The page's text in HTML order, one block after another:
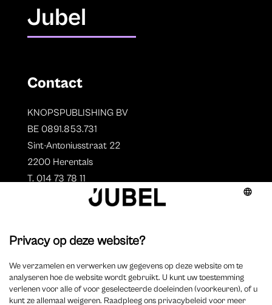
Jubel
Contact
KNOPSPUBLISHING BV
BE 0891.853.731
Sint-Antoniusstraat 22
2200 Herentals
T. 014 73 78 11
Aperçu des auteurs
Devenir auteur ?